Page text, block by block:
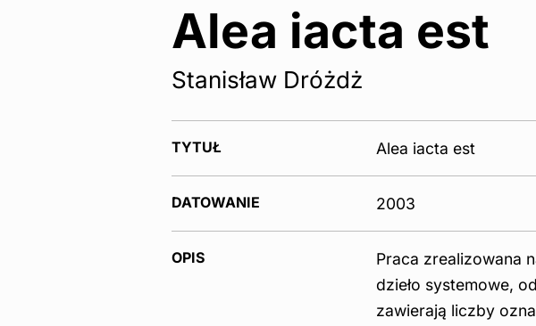
Alea iacta est
Stanisław Dróżdż
TYTUŁ Alea iacta est
DATOWANIE 2003
OPIS
Praca zrealizowana
dzieło systemowe,
zawierają liczby